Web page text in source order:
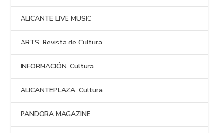
ALICANTE LIVE MUSIC
ARTS. Revista de Cultura
INFORMACIÓN. Cultura
ALICANTEPLAZA. Cultura
PANDORA MAGAZINE